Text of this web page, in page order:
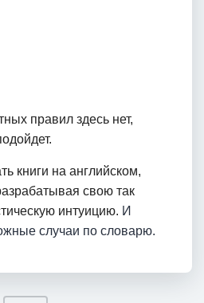
правил здесь нет,
книги на английском,
свою так
интуицию. И
случаи по словарю.